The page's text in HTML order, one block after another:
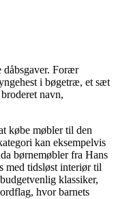
Forær
i bøgetræ, et sæt
navn,
købe møbler til den
kan eksempelvis
børnemøbler fra Hans
med tidsløst interiør til
klassiker,
hvor barnets